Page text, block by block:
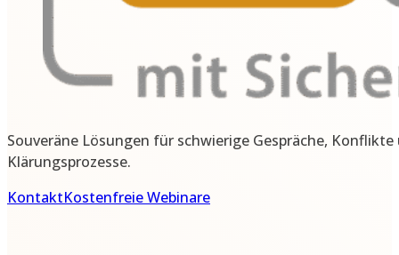
Souveräne Lösungen für schwierige Gespräche, Konflikte
Klärungsprozesse.
KontaktKostenfreie Webinare